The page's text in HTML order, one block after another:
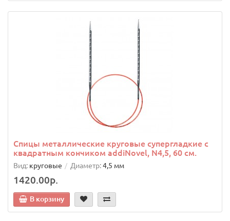
Спицы металлические круговые супергладкие c
квадратным кончиком addiNovel, N4,5, 60 см.
Вид: круговые Диаметр:4,5 мм
1420.00р.
В корзину